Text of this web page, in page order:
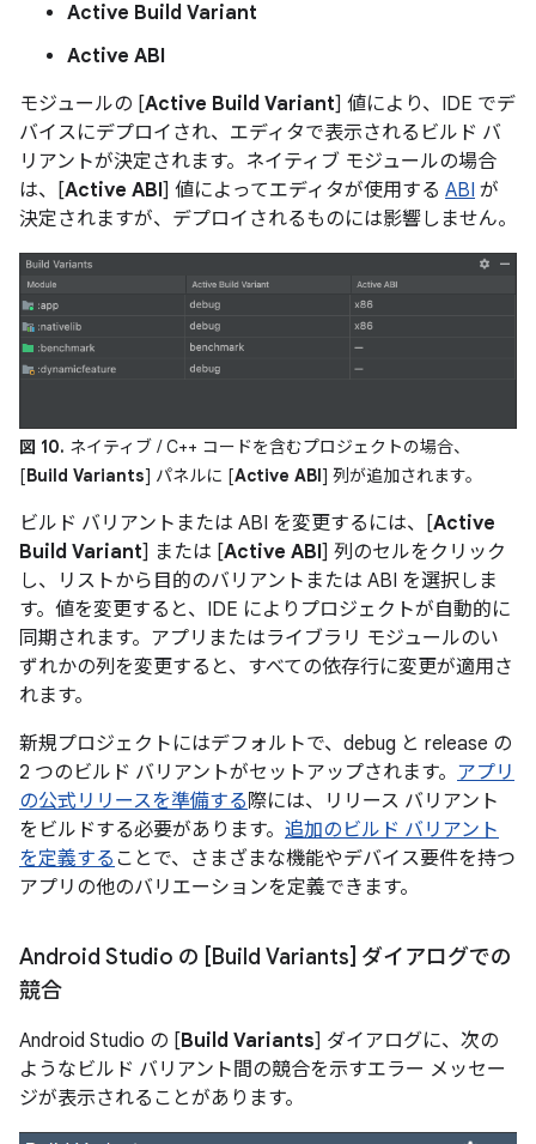
Active Build Variant
Active ABI
モジュールの [Active Build Variant] 値により、IDE でデ
バイスにデプロイされ、エディタで表示されるビルド バ
リアントが決定されます。ネイティブ モジュールの場合
は、[Active ABI] 値によってエディタが使用する ABI が
決定されますが、デプロイされるものには影響しません。
図 10. ネイティブ / C++ コードを含むプロジェクトの場合、
[Build Variants] パネルに [Active ABI] 列が追加されます。
ビルド バリアントまたは ABI を変更するには、[Active
Build Variant] または [Active ABI] 列のセルをクリック
し、リストから目的のバリアントまたは ABI を選択しま
す。値を変更すると、IDE によりプロジェクトが自動的に
同期されます。アプリまたはライブラリ モジュールのい
ずれかの列を変更すると、すべての依存行に変更が適用さ
れます。
新規プロジェクトにはデフォルトで、debug と release の
2 つのビルド バリアントがセットアップされます。 アプリ
の公式リリースを準備する 際には、リリース バリアント
をビルドする必要があります。 追加のビルド バリアント
を定義する ことで、さまざまな機能やデバイス要件を持つ
アプリの他のバリエーションを定義できます。
Android Studio の [Build Variants] ダイアログでの
競合
Android Studio の [Build Variants] ダイアログに、次の
ようなビルド バリアント間の競合を示すエラー メッセー
ジが表示されることがあります。